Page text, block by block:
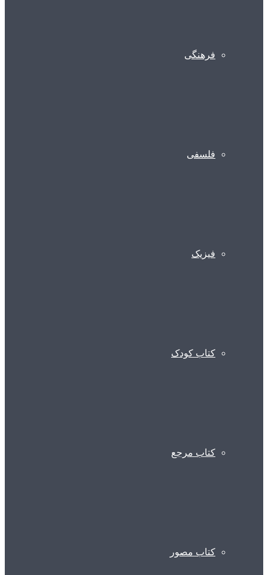
فرهنگی
فلسفی
فیزیک
کتاب کودک
کتاب مرجع
کتاب مصور